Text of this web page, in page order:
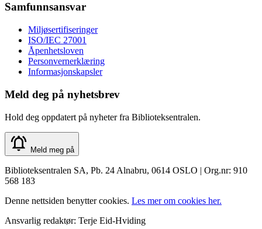
Samfunnsansvar
Miljøsertifiseringer
ISO/IEC 27001
Åpenhetsloven
Personvernerklæring
Informasjonskapsler
Meld deg på nyhetsbrev
Hold deg oppdatert på nyheter fra Biblioteksentralen.
Meld meg på
Biblioteksentralen SA, Pb. 24 Alnabru, 0614 OSLO | Org.nr: 910
568 183
Denne nettsiden benytter cookies. Les mer om cookies her.
Ansvarlig redaktør: Terje Eid-Hviding